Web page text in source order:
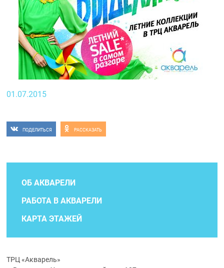
01.07.2015
ПОДЕЛИТЬСЯ РАССКАЗАТЬ
ОБ АКВАРЕЛИ
РАБОТА В АКВАРЕЛИ
КАРТА ЭТАЖЕЙ
ТРЦ «Акварель»